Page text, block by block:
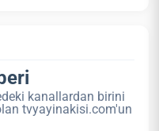
kanallardan birini
tvyayinakisi.com'un